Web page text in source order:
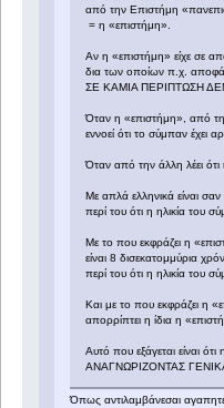
από την Επιστήμη
= η «επιστήμη».
Αν η «επιστήμη» είχε σε
δια των οποίων π.χ.
ΣΕ ΚΑΜΙΑ ΠΕΡΙΠΤΩΣΗ
Όταν η «επιστήμη», από τη
εννοεί ότι το σύμπαν έχει
Όταν από την άλλη λέει ότι
Με απλά ελληνικά είναι
περί του ότι η ηλικία του
Με το που εκφράζει η
είναι 8 δισεκατομμύρια
περί του ότι η ηλικία του
Και με το που εκφράζει η
απορρίπτει η ίδια η
Αυτό που εξάγεται είναι
ΑΝΑΓΝΩΡΙΖΟΝΤΑΣ
Όπως αντιλαμβάνεσαι αγαπητέ